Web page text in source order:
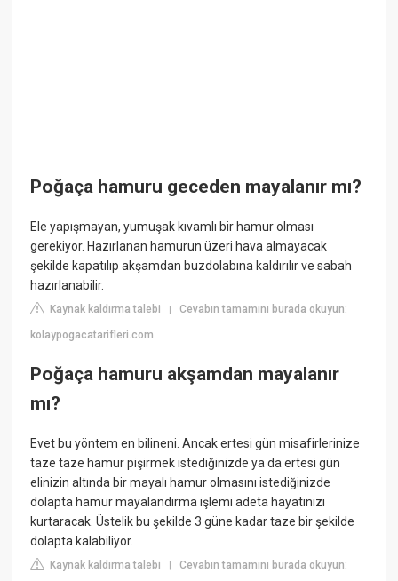
Poğaça hamuru geceden mayalanır mı?
Ele yapışmayan, yumuşak kıvamlı bir hamur olması
gerekiyor. Hazırlanan hamurun üzeri hava almayacak
şekilde kapatılıp akşamdan buzdolabına kaldırılır ve sabah
hazırlanabilir.
Kaynak kaldırma talebi |Cevabın tamamını burada okuyun:
kolaypogacatarifleri.com
Poğaça hamuru akşamdan mayalanır
mı?
Evet bu yöntem en bilineni. Ancak ertesi gün misafirlerinize
taze taze hamur pişirmek istediğinizde ya da ertesi gün
elinizin altında bir mayalı hamur olmasını istediğinizde
dolapta hamur mayalandırma işlemi adeta hayatınızı
kurtaracak. Üstelik bu şekilde 3 güne kadar taze bir şekilde
dolapta kalabiliyor.
Kaynak kaldırma talebi |Cevabın tamamını burada okuyun: